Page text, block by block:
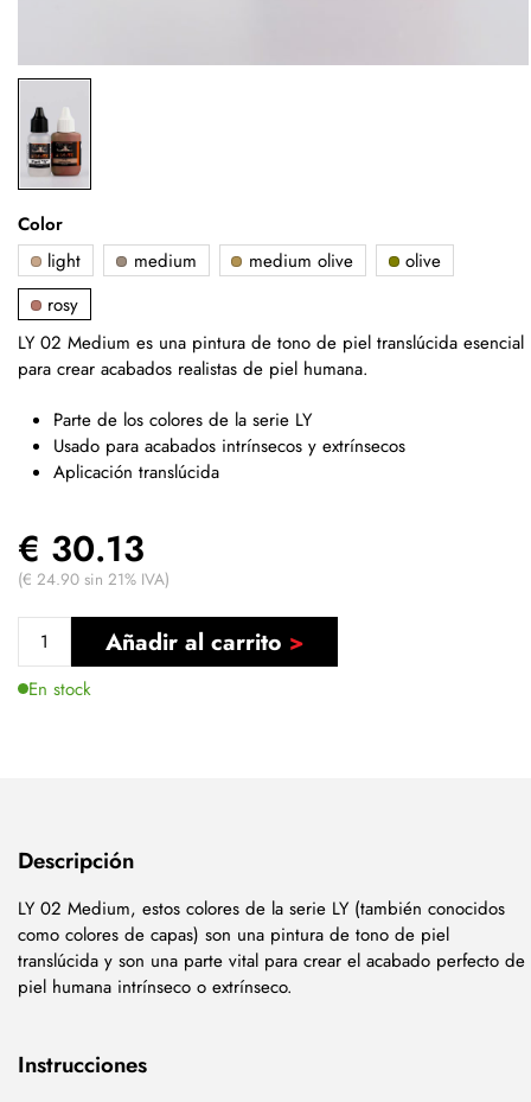
Color
light
medium medium olive
olive
rosy
LY 02 Medium es una pintura de tono de piel translúcida esencial
para crear acabados realistas de piel humana.
Parte de los colores de la serie LY
Usado para acabados intrínsecos y extrínsecos
Aplicación translúcida
€ 30.13
(€ 24.90 sin 21% IVA)
Añadir al carrito
En stock
Descripción
LY 02 Medium, estos colores de la serie LY (también conocidos
como colores de capas) son una pintura de tono de piel
translúcida y son una parte vital para crear el acabado perfecto de
piel humana intrínseco o extrínseco.
Instrucciones